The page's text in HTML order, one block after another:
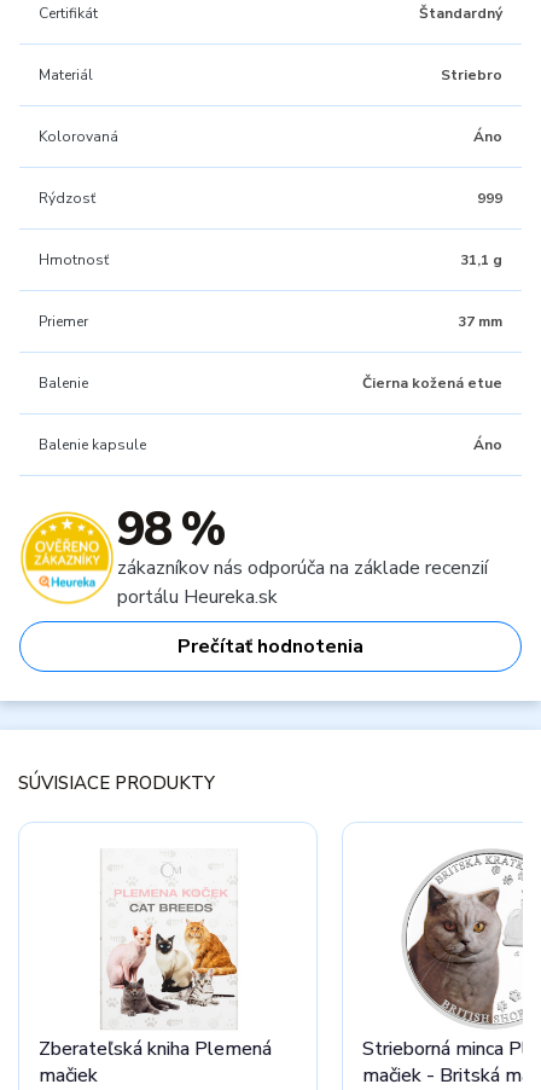
Certifikát Štandardný
Materiál Striebro
Kolorovaná Áno
Rýdzosť 999
Hmotnosť 31,1 g
Priemer 37 mm
Balenie Čierna kožená etue
Balenie kapsule Áno
98 %
zákazníkov nás odporúča na základe recenzií
portálu Heureka.sk
Prečítať hodnotenia
SÚVISIACE PRODUKTY
Zberateľská kniha Plemená
mačiek
Strieborná minca
mačiek - Britská